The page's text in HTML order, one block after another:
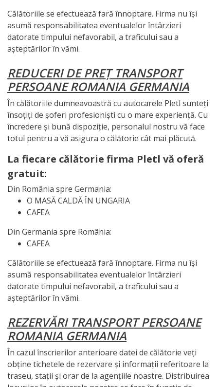
Călătoriile se efectuează fară înnoptare. Firma nu își
asumă responsabilitatea eventualelor întârzieri
datorate timpului nefavorabil, a traficului sau a
așteptărilor în vămi.
REDUCERI DE PREȚ TRANSPORT
PERSOANE ROMANIA GERMANIA
În călătoriile dumneavoastră cu autocarele Pletl sunteți
însoțiți de șoferi profesioniști cu o mare experiență. Cu
încredere și bună dispoziție, personalul nostru vă face
totul pentru a vă asigura o călătorie cât mai plăcută.
La fiecare călătorie firma Pletl vă oferă
gratuit:
Din România spre Germania:
O MASĂ CALDĂ ÎN UNGARIA
CAFEA
Din Germania spre România:
CAFEA
Călătoriile se efectuează fară înnoptare. Firma nu își
asumă responsabilitatea eventualelor întârzieri
datorate timpului nefavorabil, a traficului sau a
așteptărilor în vămi.
REZERVĂRI TRANSPORT PERSOANE
ROMANIA GERMANIA
În cazul înscrierilor anterioare datei de călătorie veți
obține tichetele de rezervare și informații referitoare la
traseu, stații și orar de la agențiile noastre. Distribuirea